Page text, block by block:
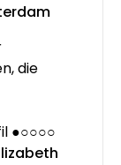
die
●○○○○